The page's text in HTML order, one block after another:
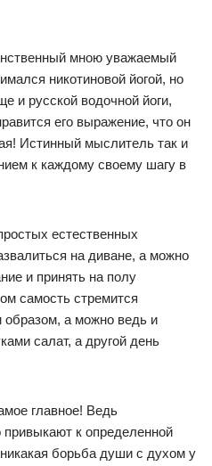
мною уважаемый
никотиновой йогой, но
и русской водочной йоги,
его выражение, что он
Истинный мыслитель так и
к каждому своему шагу в
естественных
на диване, а можно
и принять на полу
самость стремится
а можно ведь и
салат, а другой день
главное! Ведь
привыкают к определенной
борьба души с духом у